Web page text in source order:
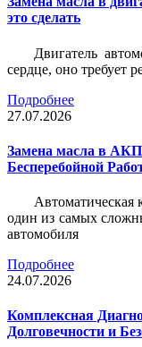
это сделать
Двигатель
сердце, оно требует
Подробнее
27.07.2026
Замена масла в
Бесперебойной
один из самых
автомобиля
Подробнее
24.07.2026
Комплексная
Долговечности и